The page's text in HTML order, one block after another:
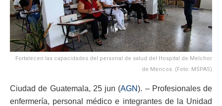
Fortalecen las capacidades del personal de salud del Hospital de Melchor
de Mencos. (Foto: MSPAS)
Ciudad de Guatemala, 25 jun (AGN). – Profesionales de
enfermería, personal médico e integrantes de la Unidad